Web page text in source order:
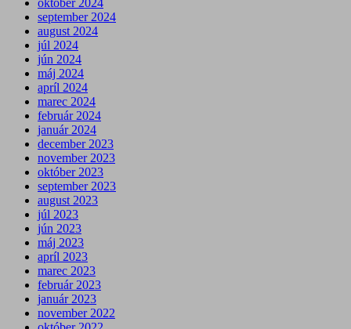
september 2024
august 2024
júl 2024
jún 2024
máj 2024
apríl 2024
marec 2024
február 2024
január 2024
december 2023
november 2023
október 2023
september 2023
august 2023
júl 2023
jún 2023
máj 2023
apríl 2023
marec 2023
február 2023
január 2023
november 2022